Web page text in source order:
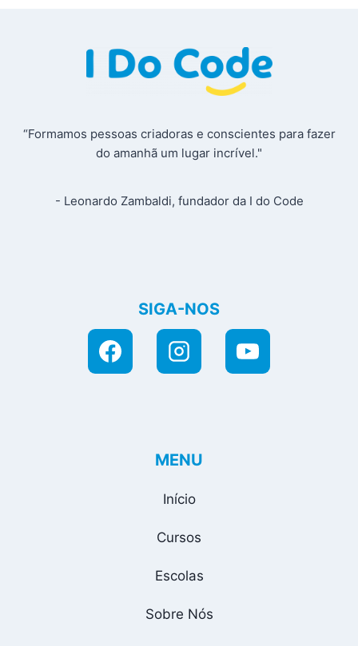
“Formamos pessoas criadoras e conscientes para fazer
do amanhã um lugar incrível."
- Leonardo Zambaldi, fundador da I do Code
SIGA-NOS
MENU
Início
Cursos
Escolas
Sobre Nós